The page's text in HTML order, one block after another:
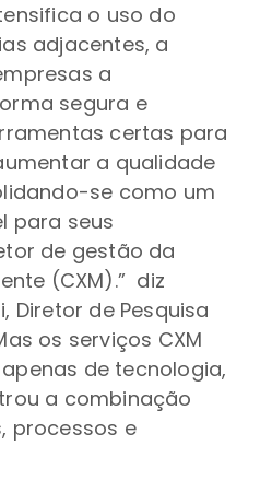
o uso do
adjacentes, a
a
segura e
certas para
a qualidade
se como um
para seus
de gestão da
(CXM).” diz
Diretor de Pesquisa
os serviços CXM
de tecnologia,
a combinação
processos e